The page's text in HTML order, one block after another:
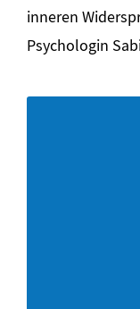
inneren
Psychologin